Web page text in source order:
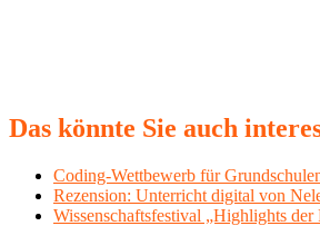
Das könnte Sie auch
Coding-Wettbewerb für
Rezension: Unterricht digital von
Wissenschaftsfestival „Highlights